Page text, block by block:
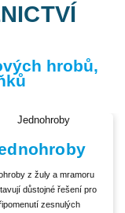
hrobů,
z žuly a mramoru
důstojné řešení pro
zesnulých